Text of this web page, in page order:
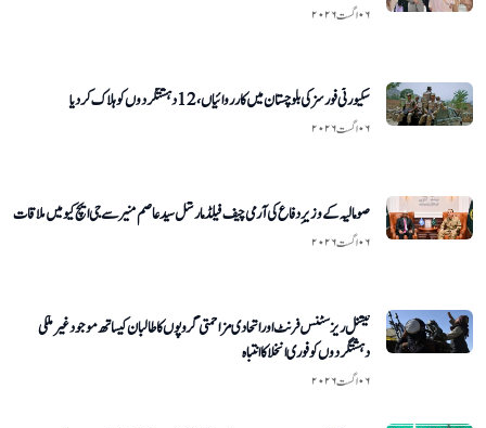
۰۶ اگست ۲۰۲۶
سکیورٹی فورسز کی بلوچستان میں کارروائیاں، 12 دہشتگردوں کو ہلاک کردیا
۰۶ اگست ۲۰۲۶
صومالیہ کے وزیرِ دفاع کی آرمی چیف فیلڈ مارشل سید عاصم منیر سے جی ایچ کیو میں ملاقات
۰۶ اگست ۲۰۲۶
نیشنل ریزسٹنس فرنٹ اور اتحادی مزاحمتی گروپوں کا طالبان کیساتھ موجود غیر ملکی
دہشتگردوں کو فوری انخلا کا انتباہ
۰۶ اگست ۲۰۲۶